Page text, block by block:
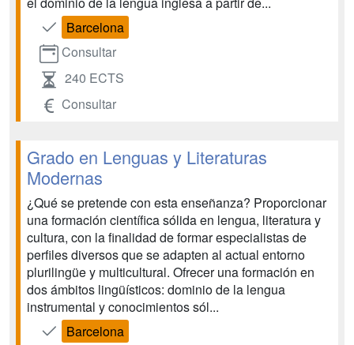
Barcelona
Consultar
240 ECTS
Consultar
Grado en Lenguas y Literaturas
Modernas
¿Qué se pretende con esta enseñanza? Proporcionar
una formación científica sólida en lengua, literatura y
cultura, con la finalidad de formar especialistas de
perfiles diversos que se adapten al actual entorno
plurilingüe y multicultural. Ofrecer una formación en
dos ámbitos lingüísticos: dominio de la lengua
instrumental y conocimientos sól...
Barcelona